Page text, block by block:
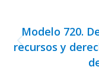
entre
Modelo 720.
recursos y